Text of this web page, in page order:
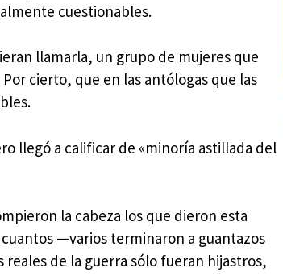
cuestionables.
llamarla, un grupo de mujeres que
cierto, que en las antólogas que las
llegó a calificar de «minoría astillada del
la cabeza los que dieron esta
—varios terminaron a guantazos
de la guerra sólo fueran hijastros,